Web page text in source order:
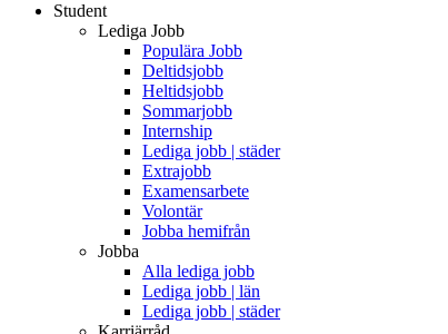
Student
Lediga Jobb
Populära Jobb
Deltidsjobb
Heltidsjobb
Sommarjobb
Internship
Lediga jobb | städer
Extrajobb
Examensarbete
Volontär
Jobba hemifrån
Jobba
Alla lediga jobb
Lediga jobb | län
Lediga jobb | städer